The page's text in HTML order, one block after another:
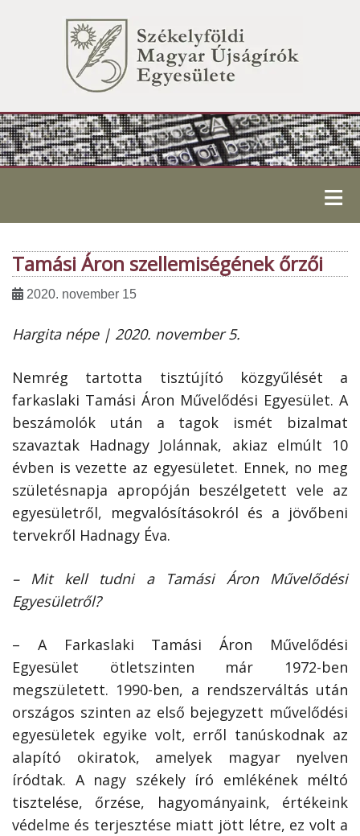
≡
Tamási Áron szellemiségének őrzői
2020. november 15
Hargita népe | 2020. november 5.
Nemrég tartotta tisztújító közgyűlését a
farkaslaki Tamási Áron Művelődési Egyesület. A
beszámolók után a tagok ismét bizalmat
szavaztak Hadnagy Jolánnak, akiaz elmúlt 10
évben is vezette az egyesületet. Ennek, no meg
születésnapja apropóján beszélgetett vele az
egyesületről, megvalósításokról és a jövőbeni
tervekről Hadnagy Éva.
– Mit kell tudni a Tamási Áron Művelődési
Egyesületről?
– A Farkaslaki Tamási Áron Művelődési
Egyesület ötletszinten már 1972-ben
megszületett. 1990-ben, a rendszerváltás után
országos szinten az első bejegyzett művelődési
egyesületek egyike volt, erről tanúskodnak az
alapító okira­tok, amelyek magyar nyelven
íródtak. A nagy székely író emlékének méltó
tisztelése, őrzése, hagyományaink, értékeink
védelme és terjesztése miatt jött létre, ez volt a